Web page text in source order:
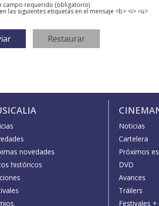
campo requerido (obligatorio)
las siguientes etiquetas en el mensaje <b> <i> <u>
novedades
históricos
Noticias
Cartelera
Próximos
DVD
Avances
Tráilers
Festivales